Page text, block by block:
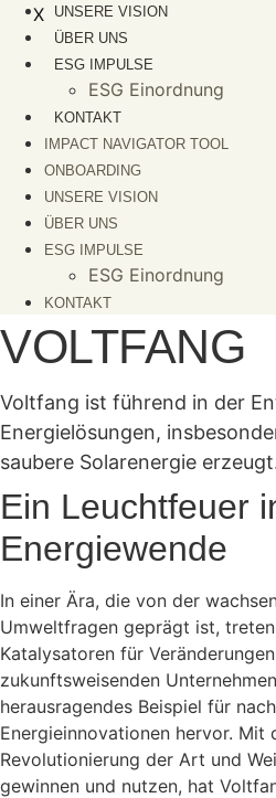
X
UNSERE VISION
ÜBER UNS
ESG IMPULSE
ESG Einordnung
KONTAKT
IMPACT NAVIGATOR TOOL
ONBOARDING
UNSERE VISION
ÜBER UNS
ESG IMPULSE
ESG Einordnung
KONTAKT
VOLTFANG
Voltfang ist führend in der
Energielösungen,
saubere Solarenergie
Ein Leuchtfeuer
Energiewende
In einer Ära, die von der
Umweltfragen geprägt ist,
Katalysatoren für
zukunftsweisenden
herausragendes Beispiel für
Energieinnovationen hervor. Mit
Revolutionierung der Art und
gewinnen und nutzen, hat